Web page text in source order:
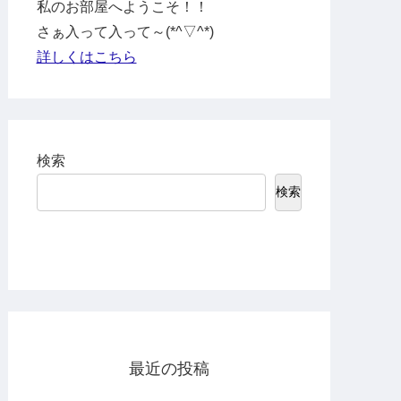
私のお部屋へようこそ！！
さぁ入って入って～(*^▽^*)
詳しくはこちら
検索
検索
最近の投稿